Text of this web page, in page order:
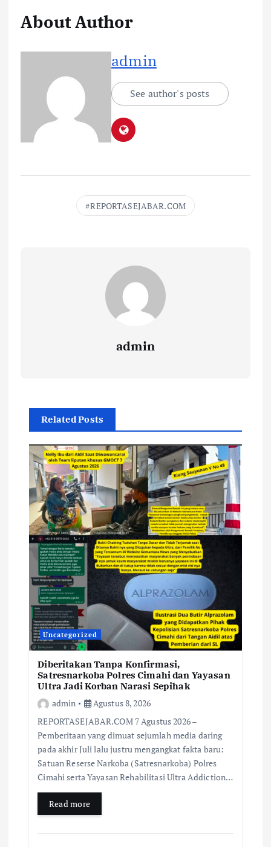
About Author
admin
See author's posts
REPORTASEJABAR.COM
admin
Related Posts
Uncategorized
Diberitakan Tanpa Konfirmasi,
Satresnarkoba Polres Cimahi dan Yayasan
Ultra Jadi Korban Narasi Sepihak
admin
Agustus 8, 2026
REPORTASEJABAR.COM 7 Agustus 2026 –
Pemberitaan yang dimuat sejumlah media daring
pada akhir Juli lalu justru mengangkat fakta baru:
Satuan Reserse Narkoba (Satresnarkoba) Polres
Cimahi serta Yayasan Rehabilitasi Ultra Addiction…
Read more